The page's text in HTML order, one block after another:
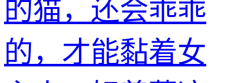
的猫，还会乖乖
的，才能黏着女